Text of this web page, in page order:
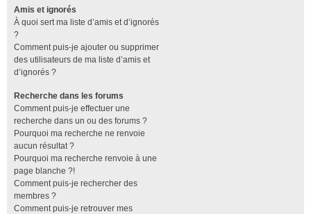
Amis et ignorés
À quoi sert ma liste d’amis et d’ignorés
?
Comment puis-je ajouter ou supprimer
des utilisateurs de ma liste d’amis et
d’ignorés ?
Recherche dans les forums
Comment puis-je effectuer une
recherche dans un ou des forums ?
Pourquoi ma recherche ne renvoie
aucun résultat ?
Pourquoi ma recherche renvoie à une
page blanche ?!
Comment puis-je rechercher des
membres ?
Comment puis-je retrouver mes